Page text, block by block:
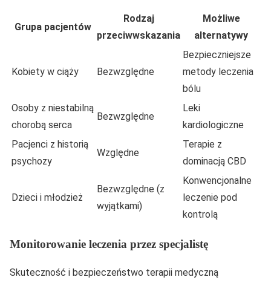
Grupa pacjentów
Rodzaj
przeciwwskazania
Możliwe
alternatywy
Kobiety w ciąży Bezwzględne
Bezpieczniejsze
metody leczenia
bólu
Osoby z niestabilną
chorobą serca
Bezwzględne
Leki
kardiologiczne
Pacjenci z historią
psychozy
Względne
Terapie z
dominacją CBD
Dzieci i młodzież
Bezwzględne (z
wyjątkami)
Konwencjonalne
leczenie pod
kontrolą
Monitorowanie leczenia przez specjalistę
Skuteczność i bezpieczeństwo terapii medyczną